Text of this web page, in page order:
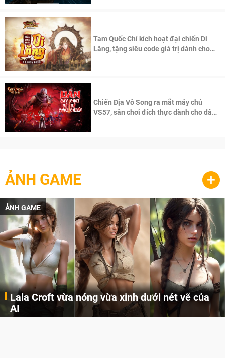
Tam Quốc Chí kích hoạt đại chiến Di
Lăng, tặng siêu code giá trị dành cho
Chiến Địa Vô Song ra mắt máy chủ
VS57, sân chơi đích thực dành cho dân
ẢNH GAME +
ẢNH GAME
Lala Croft vừa nóng vừa xinh dưới nét vẽ của
AI